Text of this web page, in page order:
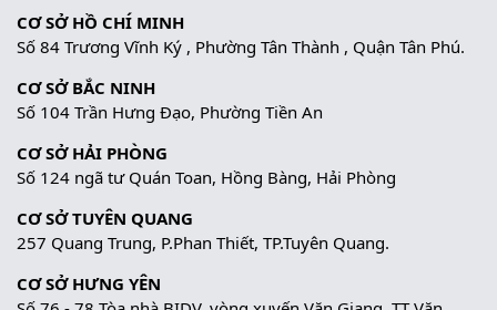
CƠ SỞ HỒ CHÍ MINH
Số 84 Trương Vĩnh Ký , Phường Tân Thành , Quận Tân Phú.
CƠ SỞ BẮC NINH
Số 104 Trần Hưng Đạo, Phường Tiền An
CƠ SỞ HẢI PHÒNG
Số 124 ngã tư Quán Toan, Hồng Bàng, Hải Phòng
CƠ SỞ TUYÊN QUANG
257 Quang Trung, P.Phan Thiết, TP.Tuyên Quang.
CƠ SỞ HƯNG YÊN